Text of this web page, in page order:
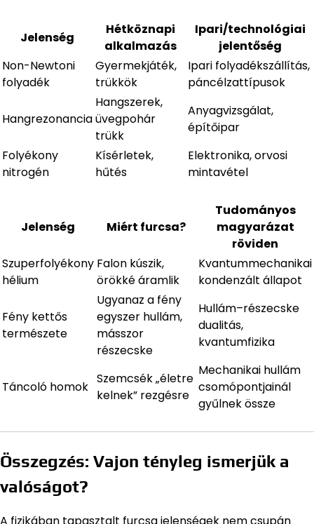
Jelenség
Hétköznapi
alkalmazás
Ipari/technológiai
jelentőség
Non-Newtoni
folyadék
Gyermekjáték,
trükkök
Ipari folyadékszállítás,
páncélzattípusok
Hangrezonancia
Hangszerek,
üvegpohár
trükk
Anyagvizsgálat,
építőipar
Folyékony
nitrogén
Kísérletek,
hűtés
Elektronika, orvosi
mintavétel
Jelenség Miért furcsa?
Tudományos
magyarázat
röviden
Szuperfolyékony
hélium
Falon kúszik,
örökké áramlik
Kvantummechanikai
kondenzált állapot
Fény kettős
természete
Ugyanaz a fény
egyszer hullám,
másszor
részecske
Hullám–részecske
dualitás,
kvantumfizika
Táncoló homok
Szemcsék „életre
kelnek” rezgésre
Mechanikai hullám
csomópontjainál
gyűlnek össze
Összegzés: Vajon tényleg ismerjük a
valóságot?